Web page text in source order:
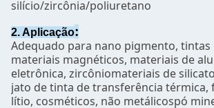
silício/zircônia/poliuretano
2. Aplicação:
Adequado para nano pigmento, tintas
materiais magnéticos, materiais de
eletrônica, zircôniomateriais de
jato de tinta de transferência
lítio, cosméticos, não metálicospó